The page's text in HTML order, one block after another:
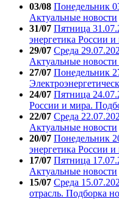
03/08 Понедельник
Актуальные новости
31/07 Пятница
энергетика России
29/07 Среда
Актуальные новости
27/07 Понедельник
24/07 Пятница
России и мира.
22/07 Среда
Актуальные новости
20/07 Понедельник
энергетика России
17/07 Пятница
Актуальные новости
15/07 Среда
отрасль. Подборка